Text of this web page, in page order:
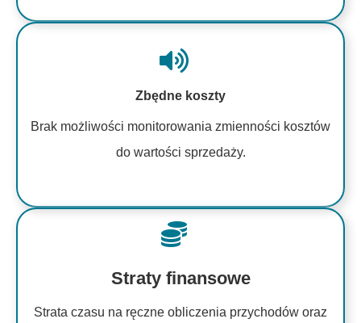
Zbędne koszty
Brak możliwości monitorowania zmienności kosztów
do wartości sprzedaży.
Straty finansowe
Strata czasu na ręczne obliczenia przychodów oraz